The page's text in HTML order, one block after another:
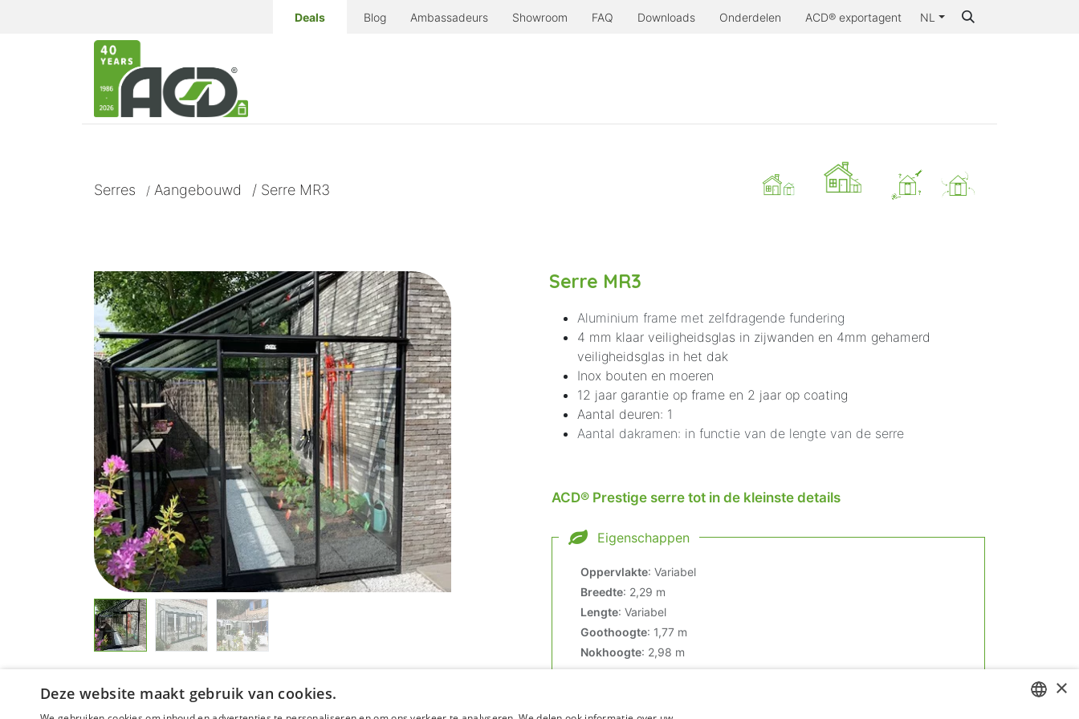
Deals Blog Ambassadeurs Showroom FAQ Downloads Onderdelen ACD® exportagent NL
Serres / Aangebouwd / Serre MR3
Serre MR3
Aluminium frame met zelfdragende fundering
4 mm klaar veiligheidsglas in zijwanden en 4mm gehamerd
veiligheidsglas in het dak
Inox bouten en moeren
12 jaar garantie op frame en 2 jaar op coating
Aantal deuren: 1
Aantal dakramen: in functie van de lengte van de serre
ACD® Prestige serre tot in de kleinste details
Eigenschappen
Oppervlakte: Variabel
Breedte: 2,29 m
Lengte: Variabel
Goothoogte: 1,77 m
Nokhoogte: 2,98 m
×
Deze website maakt gebruik van cookies.